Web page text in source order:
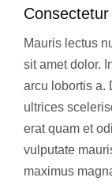
Mauris lectus
sit amet dolor.
arcu lobortis a.
ultrices
erat quam et
vulputate
maximus